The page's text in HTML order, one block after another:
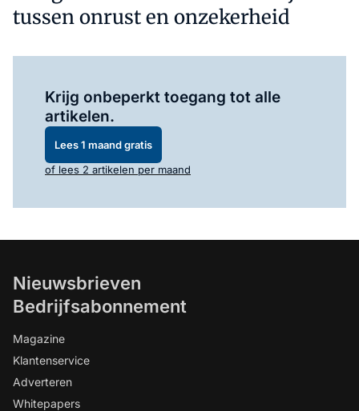
tussen onrust en onzekerheid
Krijg onbeperkt toegang tot alle
artikelen.
Lees 1 maand gratis
of lees 2 artikelen per maand
Nieuwsbrieven
Bedrijfsabonnement
Magazine
Klantenservice
Adverteren
Whitepapers